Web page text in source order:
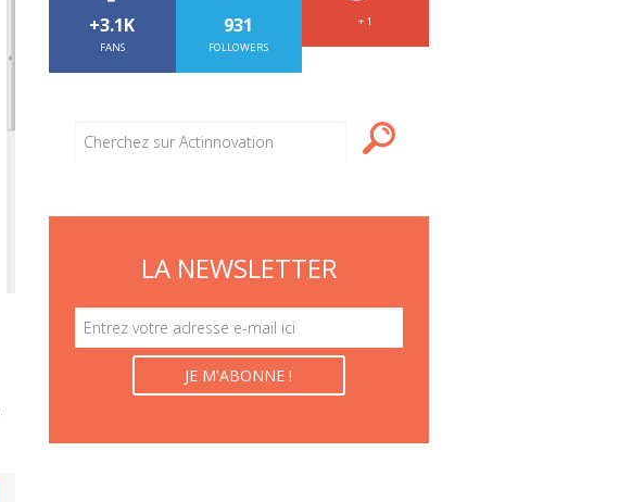
+3.1K
FANS
931
FOLLOWERS
+ 1
LA NEWSLETTER